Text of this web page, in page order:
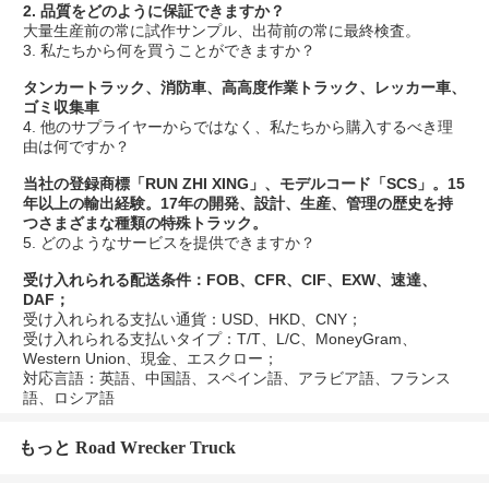
2. 品質をどのように保証できますか？
大量生産前の常に試作サンプル、出荷前の常に最終検査。
3. 私たちから何を買うことができますか？
タンカートラック、消防車、高高度作業トラック、レッカー車、
ゴミ収集車
4. 他のサプライヤーからではなく、私たちから購入するべき理
由は何ですか？
当社の登録商標「RUN ZHI XING」、モデルコード「SCS」。15
年以上の輸出経験。17年の開発、設計、生産、管理の歴史を持
つさまざまな種類の特殊トラック。
5. どのようなサービスを提供できますか？
受け入れられる配送条件：FOB、CFR、CIF、EXW、速達、
DAF；
受け入れられる支払い通貨：USD、HKD、CNY；
受け入れられる支払いタイプ：T/T、L/C、MoneyGram、
Western Union、現金、エスクロー；
対応言語：英語、中国語、スペイン語、アラビア語、フランス
語、ロシア語
もっと Road Wrecker Truck